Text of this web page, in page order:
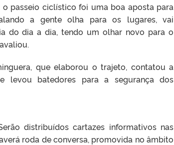
o passeio ciclístico foi uma boa aposta para
a gente olha para os lugares, vai
do dia a dia, tendo um olhar novo para o
que elaborou o trajeto, contatou a
levou batedores para a segurança dos
distribuídos cartazes informativos nas
roda de conversa, promovida no âmbito